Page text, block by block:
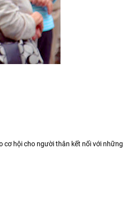
cơ hội cho người thân kết nối với những